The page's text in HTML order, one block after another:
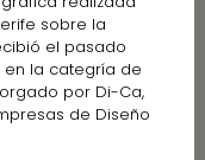
sobre la
el pasado
en la categría de
por Di-Ca,
de Diseño